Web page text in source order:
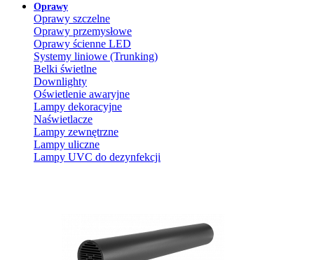
Oprawy
Oprawy szczelne
Oprawy przemysłowe
Oprawy ścienne LED
Systemy liniowe (Trunking)
Belki świetlne
Downlighty
Oświetlenie awaryjne
Lampy dekoracyjne
Naświetlacze
Lampy zewnętrzne
Lampy uliczne
Lampy UVC do dezynfekcji